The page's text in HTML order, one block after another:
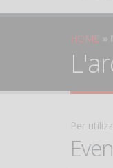
HOME
Per